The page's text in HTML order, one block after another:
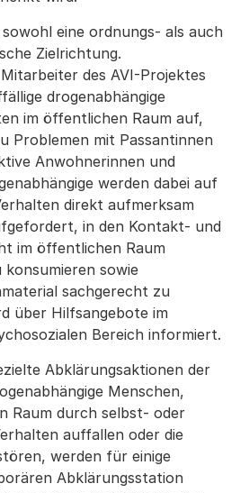
eine ordnungs- als auch
Zielrichtung.
des AVI-Projektes
drogenabhängige
im öffentlichen Raum auf,
Problemen mit Passantinnen
Anwohnerinnen und
werden dabei auf
direkt aufmerksam
in den Kontakt- und
im öffentlichen Raum
sowie
sachgerecht zu
über Hilfsangebote im
Bereich informiert.
Abklärungsaktionen der
Menschen,
Raum durch selbst- oder
auffallen oder die
werden für einige
Abklärungsstation